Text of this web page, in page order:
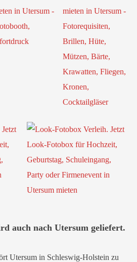
auch nach Utersum geliefert.
Utersum in Schleswig-Holstein zu